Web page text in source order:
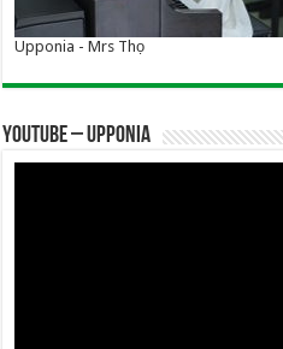
Upponia - Mrs Thọ
YOUTUBE – UPPONIA